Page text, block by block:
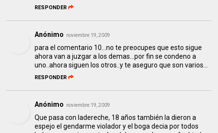
RESPONDER
Anónimo noviembre 19, 2009
para el comentario 10...no te preocupes que esto sigue
ahora van a juzgar a los demas...por fin se condeno a
uno..ahora siguen los otros..y te aseguro que son varios...
RESPONDER
Anónimo noviembre 19, 2009
Que pasa con ladereche, 18 años también la dieron a
espejo el gendarme violador y el boga decia por todos